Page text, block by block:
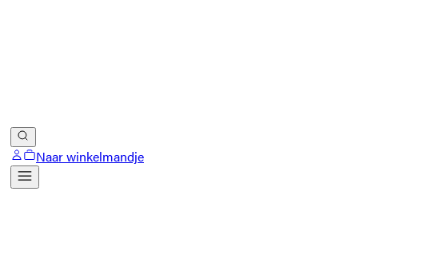
Naar winkelmandje